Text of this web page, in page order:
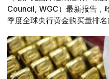
Council, WGC）最新报告，
季度全球央行黄金购买量排名